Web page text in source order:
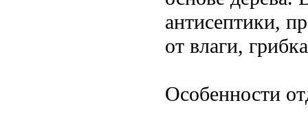
антисептики,
от влаги,
Особенности